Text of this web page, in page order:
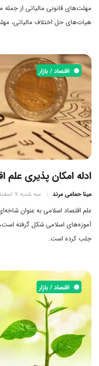
مهلت‌های قانونی مالیاتی از
هیات‌های حل اختلاف مالیاتی،
اقتصاد / بازار
ادله امکان پذیری علم
مینا حمامی مرند سه شنبه 7 اسفند 1403 - 15:34
علم اقتصاد اسلامی به عنوان
آموزه‌های اسلامی شکل گرفته
جلب کرده است.
اقتصاد / بازار